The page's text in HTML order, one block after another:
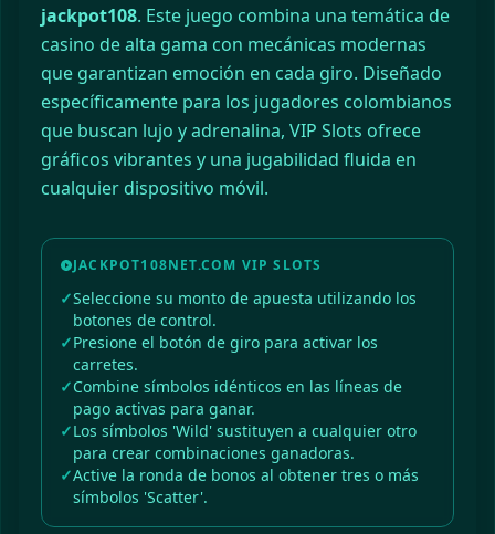
jackpot108. Este juego combina una temática de
casino de alta gama con mecánicas modernas
que garantizan emoción en cada giro. Diseñado
específicamente para los jugadores colombianos
que buscan lujo y adrenalina, VIP Slots ofrece
gráficos vibrantes y una jugabilidad fluida en
cualquier dispositivo móvil.
JACKPOT108NET.COM VIP SLOTS
Seleccione su monto de apuesta utilizando los
botones de control.
Presione el botón de giro para activar los
carretes.
Combine símbolos idénticos en las líneas de
pago activas para ganar.
Los símbolos 'Wild' sustituyen a cualquier otro
para crear combinaciones ganadoras.
Active la ronda de bonos al obtener tres o más
símbolos 'Scatter'.